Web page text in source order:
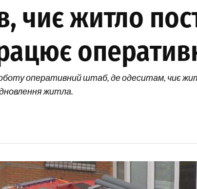
чиє житло
оперативний штаб, де одеситам, чиє
житла.